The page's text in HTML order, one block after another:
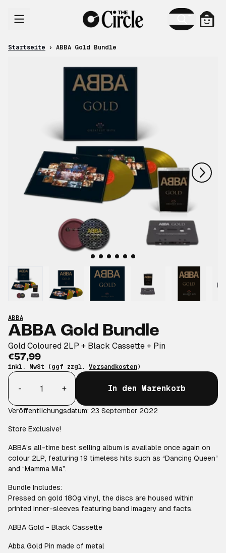
Startseite › ABBA Gold Bundle
vorheriges
nächstes
ABBA
ABBA Gold Bundle
Gold Coloured 2LP + Black Cassette + Pin
€57,99
inkl. MwSt (ggf zzgl. Versandkosten)
Anzahl
-
+ In den Warenkorb
Veröffentlichungsdatum: 23 September 2022
Store Exclusive!
ABBA’s all-time best selling album is available once again on
colour 2LP, featuring 19 timeless hits such as “Dancing Queen”
and “Mamma Mia”.
Bundle Includes:
Pressed on gold 180g vinyl, the discs are housed within
printed inner-sleeves featuring band imagery and facts.
ABBA Gold - Black Cassette
Abba Gold Pin made of metal